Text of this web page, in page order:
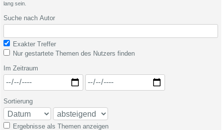
lang sein.
Suche nach Autor
Exakter Treffer
Nur gestartete Themen des Nutzers finden
Im Zeitraum
Sortierung
Ergebnisse als Themen anzeigen